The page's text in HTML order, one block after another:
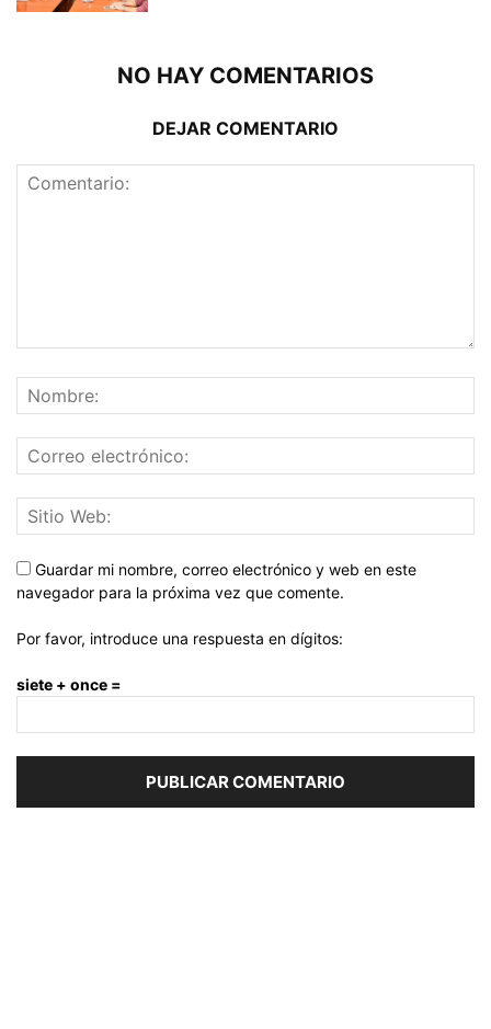
NO HAY COMENTARIOS
DEJAR COMENTARIO
Guardar mi nombre, correo electrónico y web en este
navegador para la próxima vez que comente.
Por favor, introduce una respuesta en dígitos:
siete + once =